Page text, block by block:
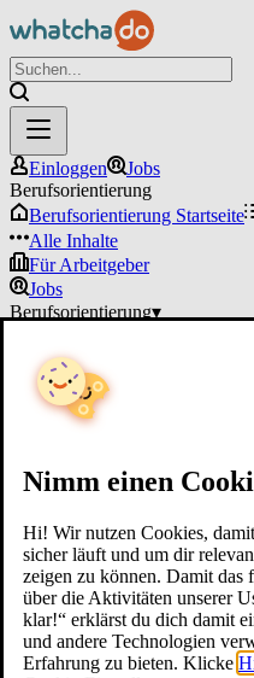
Nimm einen
Hi! Wir nutzen Cookies,
sicher läuft und um dir
zeigen zu können. Damit
über die Aktivitäten unserer
klar!“ erklärst du dich damit
und andere Technologien
Erfahrung zu bieten. Klicke
Einloggen
Jobs
Berufsorientierung
Berufsorientierung Startseite
Alle Inhalte
Für Arbeitgeber
Jobs
Berufsorientierung▾